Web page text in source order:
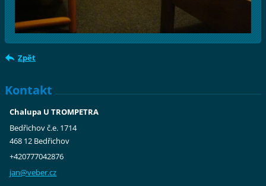
Zpět
Kontakt
Chalupa U TROMPETRA
Bedřichov č.e. 1714
468 12 Bedřichov
+420777042876
jan@veber.cz